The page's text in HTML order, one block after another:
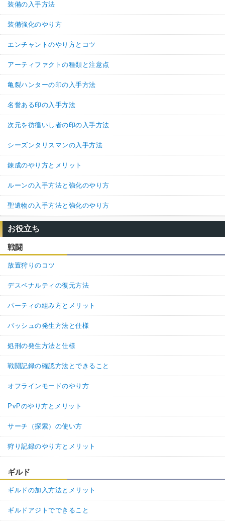
装備の入手方法
装備強化のやり方
エンチャントのやり方とコツ
アーティファクトの種類と注意点
亀裂ハンターの印の入手方法
名誉ある印の入手方法
次元を彷徨いし者の印の入手方法
シーズンタリスマンの入手方法
錬成のやり方とメリット
ルーンの入手方法と強化のやり方
聖遺物の入手方法と強化のやり方
お役立ち
戦闘
放置狩りのコツ
デスペナルティの復元方法
パーティの組み方とメリット
バッシュの発生方法と仕様
処刑の発生方法と仕様
戦闘記録の確認方法とできること
オフラインモードのやり方
PvPのやり方とメリット
サーチ（探索）の使い方
狩り記録のやり方とメリット
ギルド
ギルドの加入方法とメリット
ギルドアジトでできること